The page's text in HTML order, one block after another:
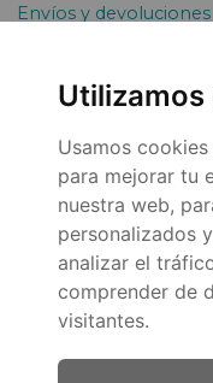
Usamos
para mejorar tu
nuestra web,
personalizados
analizar el
comprender de
visitantes.
Envíos y devoluciones
© 2026